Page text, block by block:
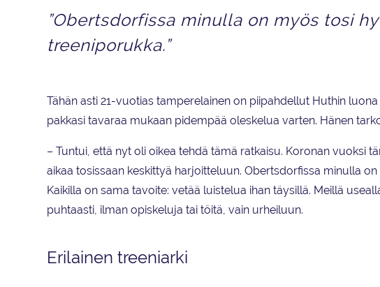
”Obertsdorfissa minulla on myös tosi
treeniporukka.”
Tähän asti 21-vuotias tamperelainen on piipahdellut Huthin
pakkasi tavaraa mukaan pidempää oleskelua varten. Hänen
– Tuntui, että nyt oli oikea tehdä tämä ratkaisu. Koronan vuoksi
aikaa tosissaan keskittyä harjoitteluun. Obertsdorfissa minulla
Kaikilla on sama tavoite: vetää luistelua ihan täysillä. Meillä
puhtaasti, ilman opiskeluja tai töitä, vain urheiluun.
Erilainen treeniarki